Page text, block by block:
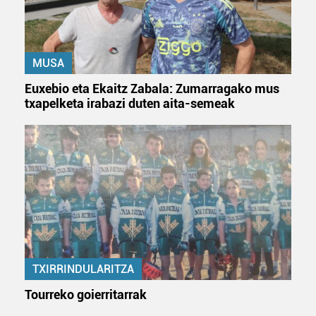
erabiltzeko baimen esplizitua ematen diguzu.Gehiago
irakurri
MUSA
Euxebio eta Ekaitz Zabala: Zumarragako mus
txapelketa irabazi duten aita-semeak
TXIRRINDULARITZA
Tourreko goierritarrak